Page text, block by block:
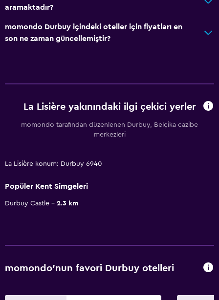
aramaktadır?
momondo Durbuy içindeki oteller için fiyatları en
son ne zaman güncellemiştir?
La Lisière yakınındaki ilgi çekici yerler
momondo tarafından düzenlenen Durbuy, Belçika cazibe
merkezleri
La Lisière konum: Durbuy 6940
Popüler Kent Simgeleri
Durbuy Castle 2.3 km
momondo'nun favori Durbuy otelleri